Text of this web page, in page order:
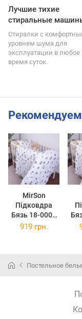
Лучшие тихие
стиральные
Стиралки с
уровнем шума для
эксплуатации в любое
время суток.
Рекомендуем
MirSon
Підковдра
Бязь 18-0003
Pinokio 160 x
919 грн.
Постельное